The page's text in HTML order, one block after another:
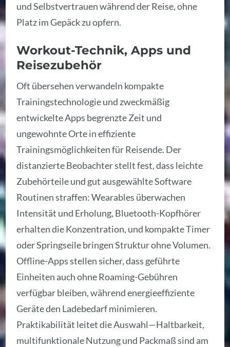
und Selbstvertrauen während der Reise, ohne
Platz im Gepäck zu opfern.
Workout-Technik, Apps und
Reisezubehör
Oft übersehen verwandeln kompakte
Trainingstechnologie und zweckmäßig
entwickelte Apps begrenzte Zeit und
ungewohnte Orte in effiziente
Trainingsmöglichkeiten für Reisende. Der
distanzierte Beobachter stellt fest, dass leichte
Zubehörteile und gut ausgewählte Software
Routinen straffen: Wearables überwachen
Intensität und Erholung, Bluetooth-Kopfhörer
erhalten die Konzentration, und kompakte Timer
oder Springseile bringen Struktur ohne Volumen.
Offline-Apps stellen sicher, dass geführte
Einheiten auch ohne Roaming-Gebühren
verfügbar bleiben, während energieeffiziente
Geräte den Ladebedarf minimieren.
Praktikabilität leitet die Auswahl—Haltbarkeit,
multifunktionale Nutzung und Packmaß sind am